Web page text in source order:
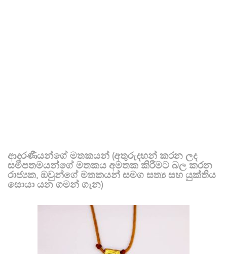
ආදරණීයන්ගේ මතකයන් (අතුරුදහන් කරන ලද
සමීපතමයන්ගේ මතකය අමතක කිරීමට බල කරන
රාජ්‍යක, ඔවුන්ගේ මතකයන් සමග සත්‍ය සහ යුක්තිය
සොයා යන ගමන් ගැන)